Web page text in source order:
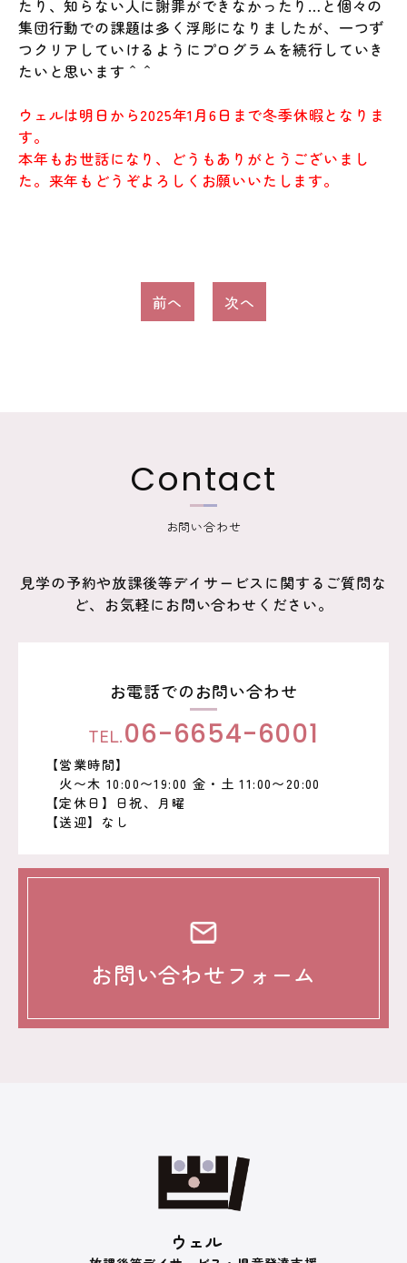
たり、知らない人に謝罪ができなかったり…と個々の
集団行動での課題は多く浮彫になりましたが、一つず
つクリアしていけるようにプログラムを続行していき
たいと思います＾＾
ウェルは明日から2025年1月6日まで冬季休暇となりま
す。
本年もお世話になり、どうもありがとうございまし
た。来年もどうぞよろしくお願いいたします。
前へ 次へ
Contact
お問い合わせ
見学の予約や放課後等デイサービスに関するご質問な
ど、お気軽にお問い合わせください。
お電話でのお問い合わせ
TEL.06-6654-6001
【営業時間】
火〜木 10:00〜19:00 金・土 11:00〜20:00
【定休日】日祝、月曜
【送迎】なし
お問い合わせフォーム
ウェル